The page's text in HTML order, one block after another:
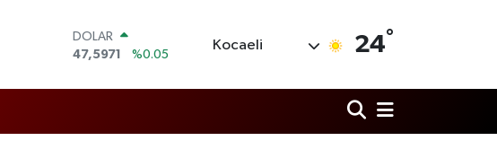
DOLAR
47,5971
%0.05
55,1336
%0.18
Kocaeli 24°